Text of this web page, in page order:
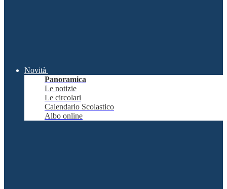
Novità
Panoramica
Le notizie
Le circolari
Calendario Scolastico
Albo online